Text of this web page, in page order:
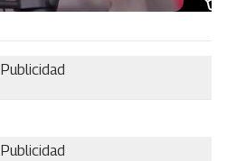
Publicidad
Publicidad